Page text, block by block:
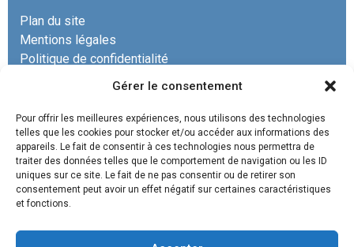
Gérer le consentement
Pour offrir les meilleures expériences, nous utilisons des technologies
telles que les cookies pour stocker et/ou accéder aux informations des
appareils. Le fait de consentir à ces technologies nous permettra de
traiter des données telles que le comportement de navigation ou les ID
uniques sur ce site. Le fait de ne pas consentir ou de retirer son
consentement peut avoir un effet négatif sur certaines caractéristiques
et fonctions.
Plan du site
Mentions légales
Politique de confidentialité
La SCP COURRECH & ASSOCIÉS est un cabinet
d’avocats spécialisé endroit administratif, droit de
l’urbanisme commercial, droit de l’environnement, droit